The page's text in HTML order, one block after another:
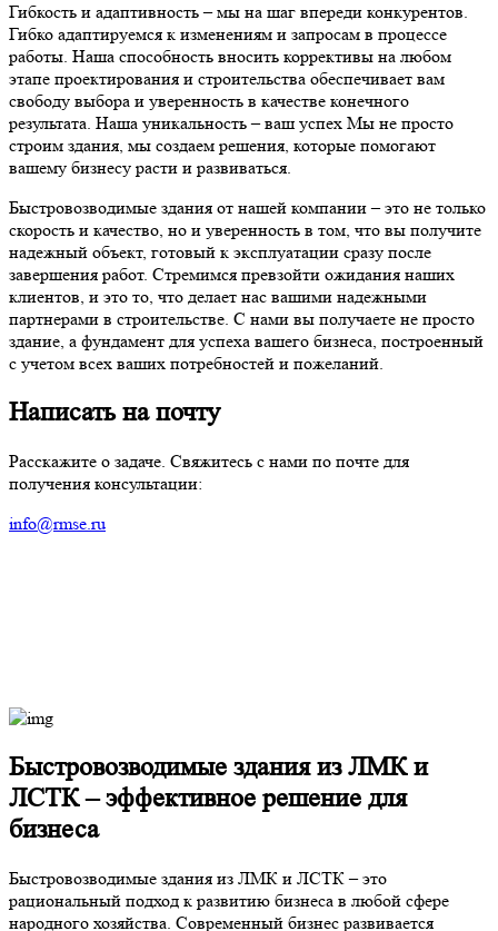
Гибкость и адаптивность – мы на шаг впереди конкурентов.
Гибко адаптируемся к изменениям и запросам в процессе
работы. Наша способность вносить коррективы на любом
этапе проектирования и строительства обеспечивает вам
свободу выбора и уверенность в качестве конечного
результата. Наша уникальность – ваш успех Мы не просто
строим здания, мы создаем решения, которые помогают
вашему бизнесу расти и развиваться.
Быстровозводимые здания от нашей компании – это не только
скорость и качество, но и уверенность в том, что вы получите
надежный объект, готовый к эксплуатации сразу после
завершения работ. Стремимся превзойти ожидания наших
клиентов, и это то, что делает нас вашими надежными
партнерами в строительстве. С нами вы получаете не просто
здание, а фундамент для успеха вашего бизнеса, построенный
с учетом всех ваших потребностей и пожеланий.
Написать на почту
Расскажите о задаче. Свяжитесь с нами по почте для
получения консультации:
info@rmse.ru
Быстровозводимые здания из ЛМК и
ЛСТК – эффективное решение для
бизнеса
Быстровозводимые здания из ЛМК и ЛСТК – это
рациональный подход к развитию бизнеса в любой сфере
народного хозяйства. Современный бизнес развивается